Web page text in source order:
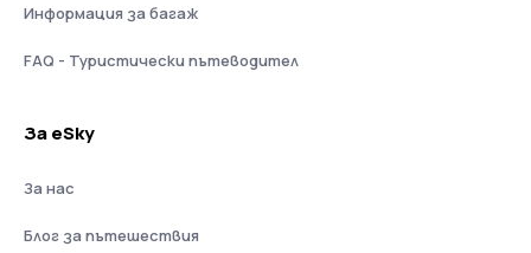
Информация за багаж
FAQ - Туристически пътеводител
За eSky
За нас
Блог за пътешествия